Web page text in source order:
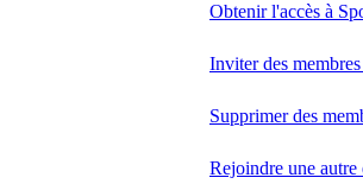
Obtenir l'accès à
Inviter des
Supprimer des
Rejoindre une